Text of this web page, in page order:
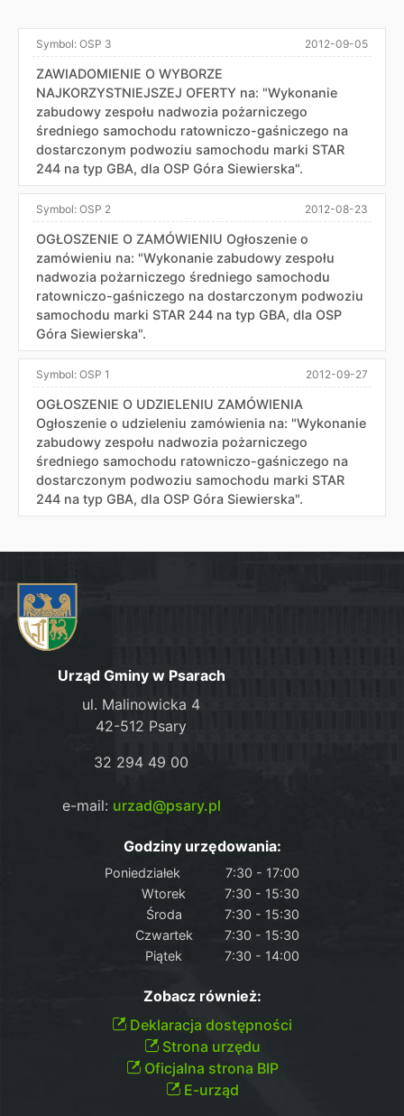
Symbol: OSP 3 2012-09-05
ZAWIADOMIENIE O WYBORZE
NAJKORZYSTNIEJSZEJ OFERTY na: "Wykonanie
zabudowy zespołu nadwozia pożarniczego
średniego samochodu ratowniczo-gaśniczego na
dostarczonym podwoziu samochodu marki STAR
244 na typ GBA, dla OSP Góra Siewierska".
Symbol: OSP 2 2012-08-23
OGŁOSZENIE O ZAMÓWIENIU Ogłoszenie o
zamówieniu na: "Wykonanie zabudowy zespołu
nadwozia pożarniczego średniego samochodu
ratowniczo-gaśniczego na dostarczonym podwoziu
samochodu marki STAR 244 na typ GBA, dla OSP
Góra Siewierska".
Symbol: OSP 1 2012-09-27
OGŁOSZENIE O UDZIELENIU ZAMÓWIENIA
Ogłoszenie o udzieleniu zamówienia na: "Wykonanie
zabudowy zespołu nadwozia pożarniczego
średniego samochodu ratowniczo-gaśniczego na
dostarczonym podwoziu samochodu marki STAR
244 na typ GBA, dla OSP Góra Siewierska".
Urząd Gminy w Psarach
ul. Malinowicka 4
42-512 Psary
32 294 49 00
e-mail: urzad@psary.pl
Godziny urzędowania:
Poniedziałek
7:30 - 17:00
Wtorek
7:30 - 15:30
Środa
7:30 - 15:30
Czwartek
7:30 - 15:30
Piątek
7:30 - 14:00
Zobacz również:
Deklaracja dostępności
Strona urzędu
Oficjalna strona BIP
E-urząd